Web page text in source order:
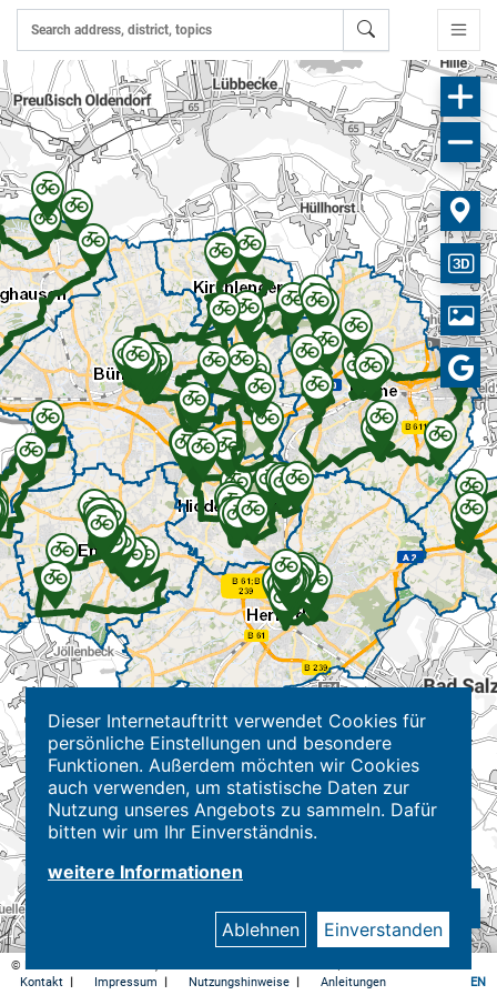
Dieser Internetauftritt verwendet Cookies für
persönliche Einstellungen und besondere
Funktionen. Außerdem möchten wir Cookies
auch verwenden, um statistische Daten zur
Nutzung unseres Angebots zu sammeln. Dafür
bitten wir um Ihr Einverständnis.
weitere Informationen
Ablehnen Einverstanden
© Kreis Herford - Kataster, Geodaten und Immobilienwerte |
Kontakt | Impressum | Nutzungshinweise | Anleitungen EN